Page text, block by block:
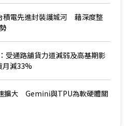
積電先進封裝護城河 藉深度整
受通路舖貨力道減弱及高基期影
減33%
擴大 Gemini與TPU為軟硬體關